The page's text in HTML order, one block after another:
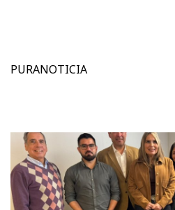
PURANOTICIA